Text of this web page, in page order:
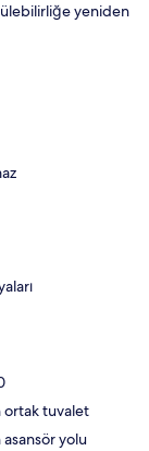
yeniden
ortak tuvalet
asansör yolu